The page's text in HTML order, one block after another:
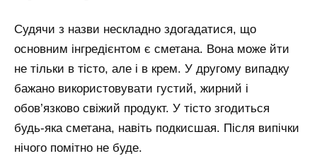
Судячи з назви нескладно здогадатися, що
основним інгредієнтом є сметана. Вона може йти
не тільки в тісто, але і в крем. У другому випадку
бажано використовувати густий, жирний і
обов’язково свіжий продукт. У тісто згодиться
будь-яка сметана, навіть подкисшая. Після випічки
нічого помітно не буде.